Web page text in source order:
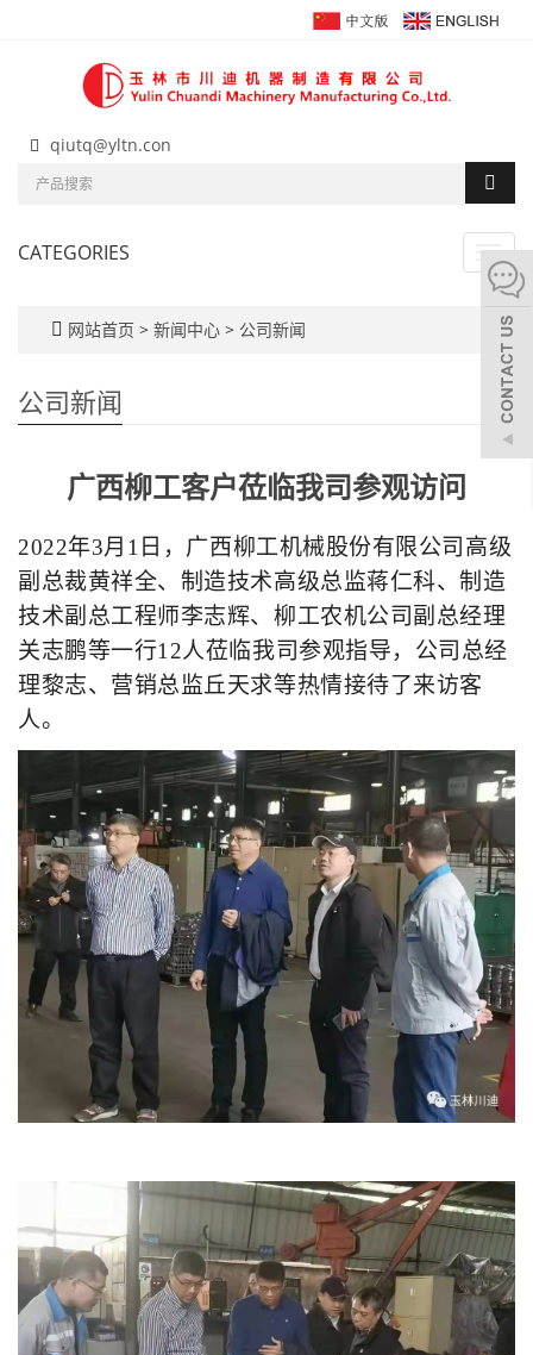
qiutq@yltn.con
CATEGORIES
网站首页 > 新闻中心 > 公司新闻
公司新闻
广西柳工客户莅临我司参观访问
2022年3月1日，广西柳工机械股份有限公司高级
副总裁黄祥全、制造技术高级总监蒋仁科、制造
技术副总工程师李志辉、柳工农机公司副总经理
关志鹏等一行12人莅临我司参观指导，公司总经
理黎志、营销总监丘天求等热情接待了来访客
人。